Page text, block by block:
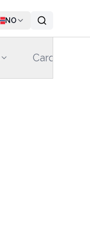
NO
Cardano